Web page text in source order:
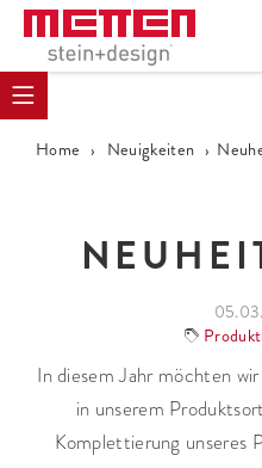
Home › Neuigkeiten ›
In diesem Jahr möchten
in unserem
Komplettierung unseres